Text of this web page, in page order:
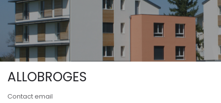
ALLOBROGES
Contact email